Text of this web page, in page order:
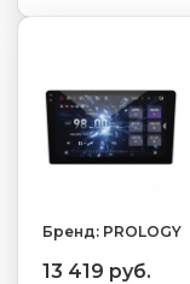
Бренд: PROLOGY
13 419 руб.